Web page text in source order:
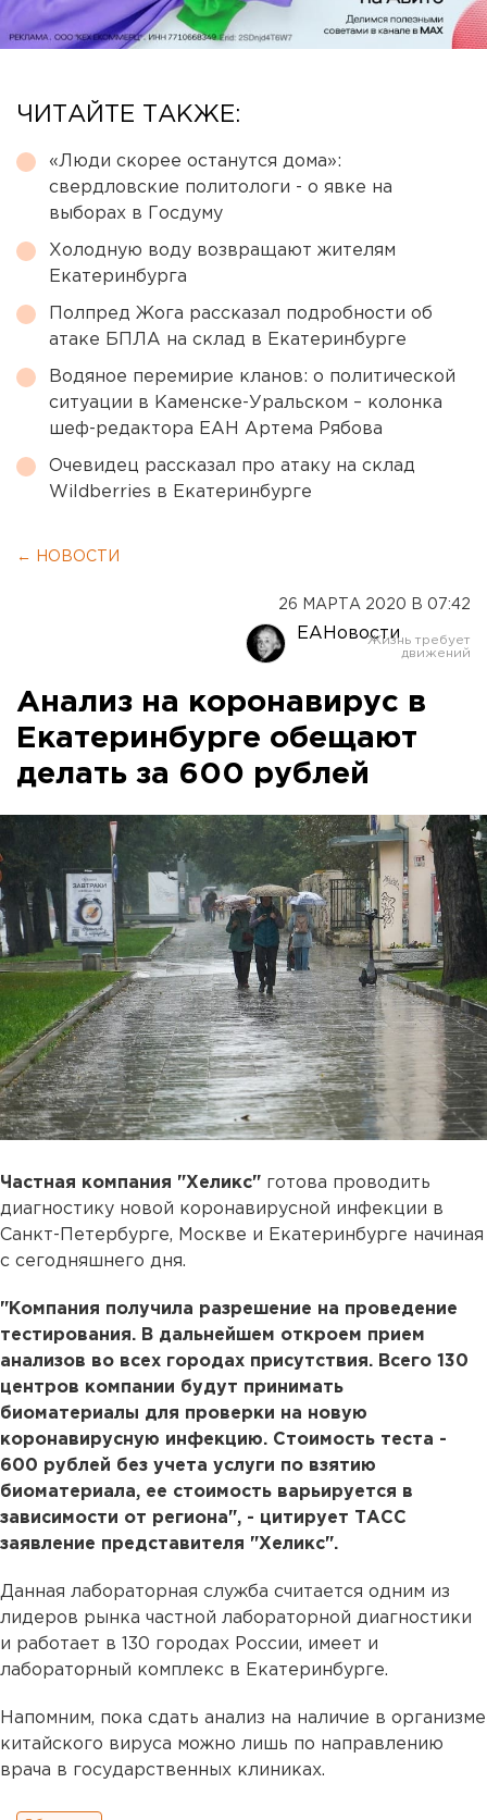
ЧИТАЙТЕ ТАКЖЕ:
«Люди скорее останутся дома»:
свердловские политологи - о явке на
выборах в Госдуму
Холодную воду возвращают жителям
Екатеринбурга
Полпред Жога рассказал подробности об
атаке БПЛА на склад в Екатеринбурге
Водяное перемирие кланов: о политической
ситуации в Каменске-Уральском – колонка
шеф-редактора ЕАН Артема Рябова
Очевидец рассказал про атаку на склад
Wildberries в Екатеринбурге
← НОВОСТИ
26 МАРТА 2020 В 07:42
ЕАНовости
Анализ на коронавирус в
Екатеринбурге обещают
делать за 600 рублей
Частная компания "Хеликс" готова проводить
диагностику новой коронавирусной инфекции в
Санкт-Петербурге, Москве и Екатеринбурге начиная
с сегодняшнего дня.
"Компания получила разрешение на проведение
тестирования. В дальнейшем откроем прием
анализов во всех городах присутствия. Всего 130
центров компании будут принимать
биоматериалы для проверки на новую
коронавирусную инфекцию. Стоимость теста -
600 рублей без учета услуги по взятию
биоматериала, ее стоимость варьируется в
зависимости от региона", - цитирует ТАСС
заявление представителя "Хеликс".
Данная лабораторная служба считается одним из
лидеров рынка частной лабораторной диагностики
и работает в 130 городах России, имеет и
лабораторный комплекс в Екатеринбурге.
Напомним, пока сдать анализ на наличие в организме
китайского вируса можно лишь по направлению
врача в государственных клиниках.